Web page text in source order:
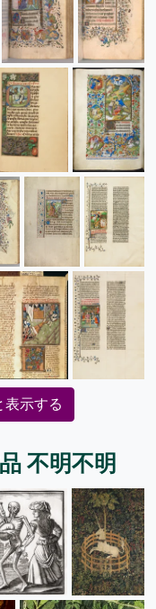
表示する
不明不明